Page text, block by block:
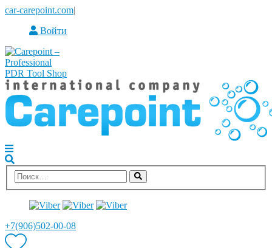
car-carepoint.com|
Войти
+7(906)502-00-08